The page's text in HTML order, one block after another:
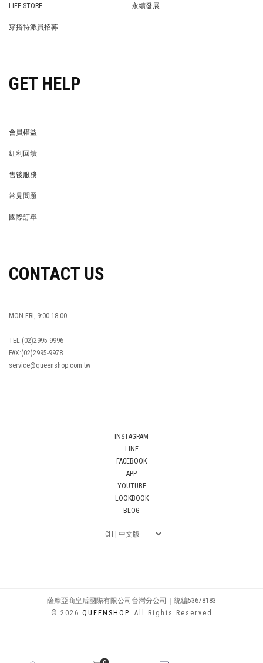
LIFE STORE
永續發展
穿搭特派員招募
GET HELP
會員權益
紅利回饋
售後服務
常見問題
國際訂單
CONTACT US
MON-FRI, 9:00-18:00
TEL:(02)2995-9996
FAX:(02)2995-9978
service@queenshop.com.tw
INSTAGRAM
LINE
FACEBOOK
APP
YOUTUBE
LOOKBOOK
BLOG
薩摩亞商皇后國際有限公司台灣分公司｜統編53678183
© 2026 QUEENSHOP. All Rights Reserved